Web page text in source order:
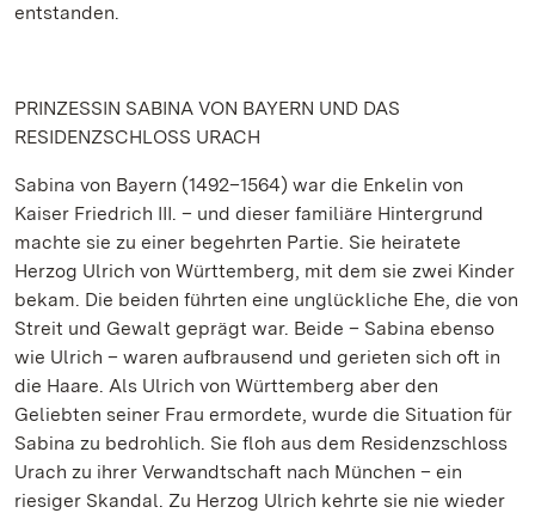
entstanden.
PRINZESSIN SABINA VON BAYERN UND DAS
RESIDENZSCHLOSS URACH
Sabina von Bayern (1492–1564) war die Enkelin von
Kaiser Friedrich III. – und dieser familiäre Hintergrund
machte sie zu einer begehrten Partie. Sie heiratete
Herzog Ulrich von Württemberg, mit dem sie zwei Kinder
bekam. Die beiden führten eine unglückliche Ehe, die von
Streit und Gewalt geprägt war. Beide – Sabina ebenso
wie Ulrich – waren aufbrausend und gerieten sich oft in
die Haare. Als Ulrich von Württemberg aber den
Geliebten seiner Frau ermordete, wurde die Situation für
Sabina zu bedrohlich. Sie floh aus dem Residenzschloss
Urach zu ihrer Verwandtschaft nach München – ein
riesiger Skandal. Zu Herzog Ulrich kehrte sie nie wieder